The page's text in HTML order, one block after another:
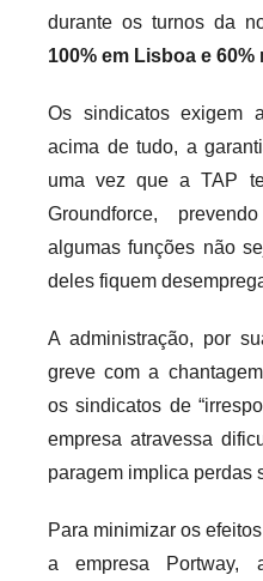
durante os turnos da
100% em Lisboa e 60%
Os sindicatos exigem
acima de tudo, a
uma vez que a TAP
Groundforce,
algumas funções não
deles fiquem
A administração, por
greve com a
os sindicatos de
empresa atravessa
paragem implica perdas
Para minimizar os
a empresa Portway,